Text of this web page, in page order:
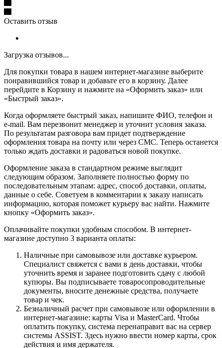
Оставить отзыв
Загрузка отзывов...
Для покупки товара в нашем интернет-магазине выберите
понравившийся товар и добавьте его в корзину. Далее
перейдите в Корзину и нажмите на «Оформить заказ» или
«Быстрый заказ».
Когда оформляете быстрый заказ, напишите ФИО, телефон и
e-mail. Вам перезвонит менеджер и уточнит условия заказа.
По результатам разговора вам придет подтверждение
оформления товара на почту или через СМС. Теперь останется
только ждать доставки и радоваться новой покупке.
Оформление заказа в стандартном режиме выглядит
следующим образом. Заполняете полностью форму по
последовательным этапам: адрес, способ доставки, оплаты,
данные о себе. Советуем в комментарии к заказу написать
информацию, которая поможет курьеру вас найти. Нажмите
кнопку «Оформить заказ».
Оплачивайте покупки удобным способом. В интернет-
магазине доступно 3 варианта оплаты:
Наличные при самовывозе или доставке курьером.
Специалист свяжется с вами в день доставки, чтобы
уточнить время и заранее подготовить сдачу с любой
купюры. Вы подписываете товаросопроводительные
документы, вносите денежные средства, получаете
товар и чек.
Безналичный расчет при самовывозе или оформлении в
интернет-магазине: карты Visa и MasterCard. Чтобы
оплатить покупку, система перенаправит вас на сервер
системы ASSIST. Здесь нужно ввести номер карты, срок
действия и имя держателя.